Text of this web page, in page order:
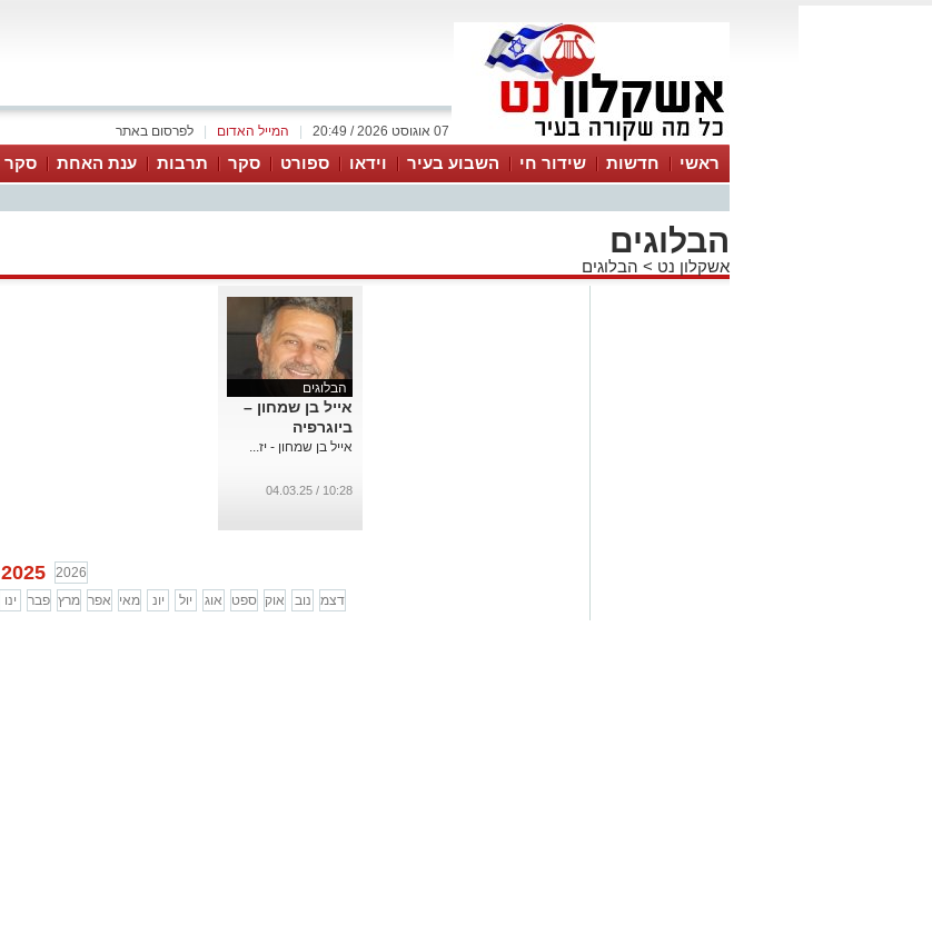
לפרסום באתר המייל האדום 07 אוגוסט 2026 / 20:49
ראשי חדשות שידור חי השבוע בעיר וידאו ספורט סקר תרבות ענת האחת סקר
הבלוגים
אשקלון נט > הבלוגים
הבלוגים
אייל בן שמחון –
ביוגרפיה
אייל בן שמחון - יז...
10:28 / 04.03.25
2025
2026
ינו
פבר מרץ אפר מאי יונ יול אוג ספט אוק נוב דצמ